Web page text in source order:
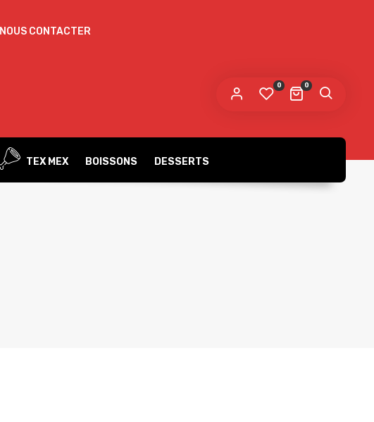
NOUS CONTACTER
0
0
Vos données personnelles seront utilisées pour vous
TEX MEX BOISSONS DESSERTS